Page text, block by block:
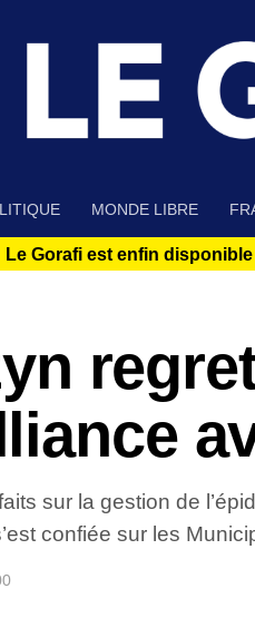
MONDE LIBRE
Le Gorafi est enfin
sur la gestion de
confiée sur les